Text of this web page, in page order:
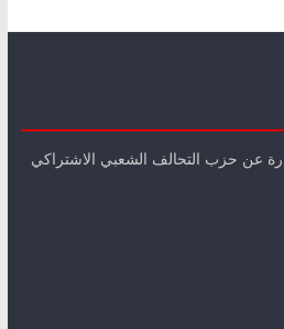
عن حزب التحالف الشعبي الاشتراكي